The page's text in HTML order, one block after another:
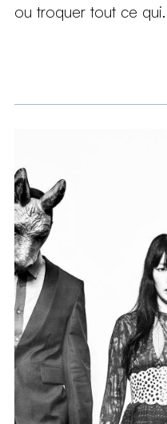
ou troquer tout ce